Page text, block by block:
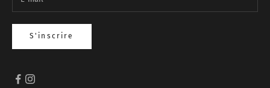
S'inscrire